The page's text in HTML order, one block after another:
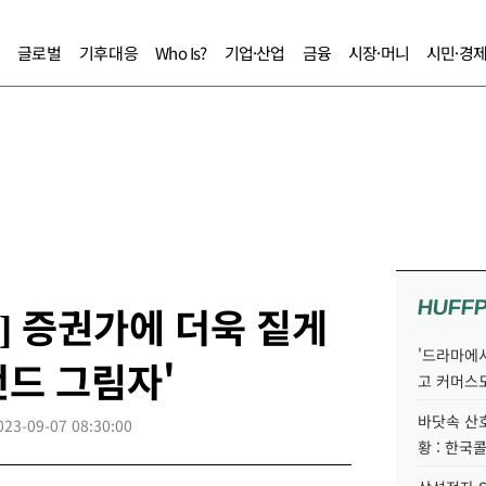
글로벌 기후대응 Who Is? 기업·산업 금융 시장·머니 시민·경
권가에 더욱 짙게
그림자'
09-07 08:30:00
'드라마에
고 커머스
바닷속 산
황 : 한국